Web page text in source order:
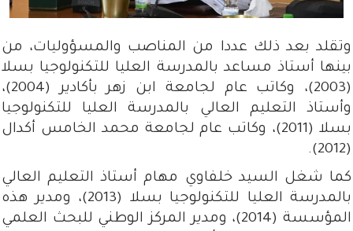
وتقلد بعد ذلك عددا من المناصب والمسؤوليات، من
بينها أستاذ مساعد بالمدرسة العليا للتكنولوجيا بسلا
(2003)، وكاتب عام لجامعة ابن زهر بأكادير (2004)،
وأستاذ التعليم العالي بالمدرسة العليا للتكنولوجيا
بسلا (2011)، وكاتب عام لجامعة محمد الخامس أكدال
(2012).
كما شغل السيد خلفاوي مهام أستاذ التعليم العالي
بالمدرسة العليا للتكنولوجيا بسلا (2013)، ومدير هذه
المؤسسة (2014)، ومدير المركز الوطني للبحث العلمي